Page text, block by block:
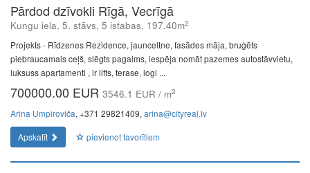
Pārdod dzīvokli Rīgā, Vecrīgā
Kungu iela, 5. stāvs, 5 istabas, 197.40m2
Projekts - Rīdzenes Rezidence, jaunceltne, fasādes māja, bruģēts
piebraucamais ceļš, slēgts pagalms, iespēja nomāt pazemes autostāvvietu,
luksuss apartamenti , ir lifts, terase, logi ...
700000.00 EUR 3546.1 EUR / m2
Arina Umpiroviča, +371 29821409, arina@cityreal.lv
Apskatīt
pievienot favorītiem